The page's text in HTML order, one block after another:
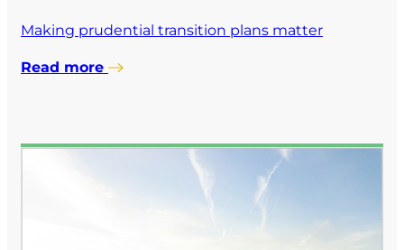
Making prudential transition plans matter
Read more